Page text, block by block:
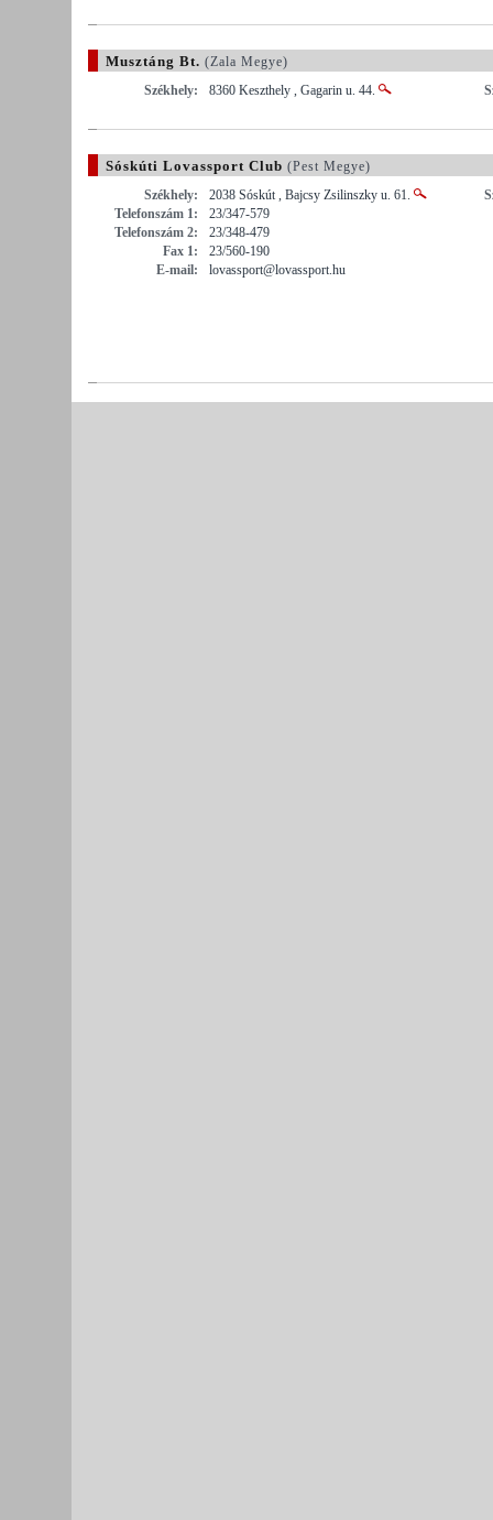
Musztáng Bt. (Zala Megye)
Székhely:
8360 Keszthely , Gagarin u. 44.
Sóskúti Lovassport Club (Pest Megye)
Székhely:
2038 Sóskút , Bajcsy Zsilinszky u. 61.
Telefonszám 1:
23/347-579
Telefonszám 2:
23/348-479
Fax 1:
23/560-190
E-mail:
lovassport@lovassport.hu